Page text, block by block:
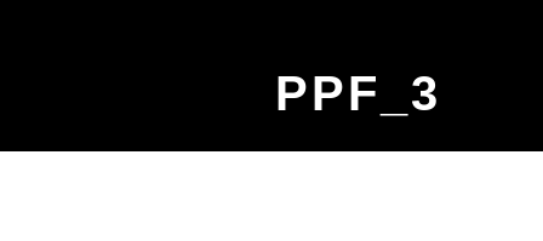
PPF_3